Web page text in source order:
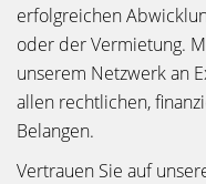
erfolgreichen
oder der Vermietung.
unserem Netzwerk an
allen rechtlichen,
Belangen.
Vertrauen Sie auf